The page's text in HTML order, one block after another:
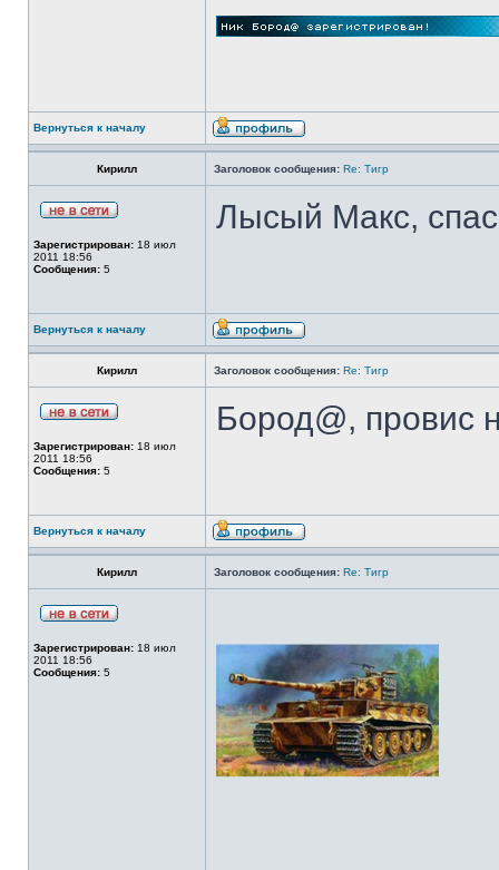
Вернуться к началу
Кирилл Заголовок сообщения: Re: Тигр
Зарегистрирован: 18 июл
2011 18:56
Сообщения: 5
Лысый Макс,
Вернуться к началу
Кирилл Заголовок сообщения: Re: Тигр
Зарегистрирован: 18 июл
2011 18:56
Сообщения: 5
Бород@, провис
Вернуться к началу
Кирилл Заголовок сообщения: Re: Тигр
Зарегистрирован: 18 июл
2011 18:56
Сообщения: 5